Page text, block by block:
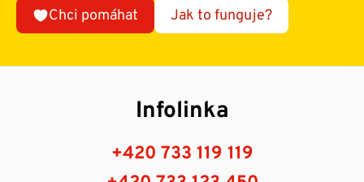
Chci pomáhat Jak to funguje?
Infolinka
+420 733 119 119